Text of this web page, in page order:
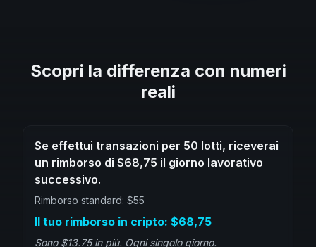
Scopri la differenza con numeri
reali
Se effettui transazioni per 50 lotti, riceverai
un rimborso di $68,75 il giorno lavorativo
successivo.
Rimborso standard: $55
Il tuo rimborso in cripto: $68,75
Sono $13.75 in più. Ogni singolo giorno.